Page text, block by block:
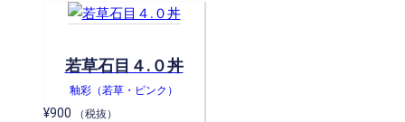
若草石目４.０丼
釉彩（若草・ピンク）
¥900 （税抜）